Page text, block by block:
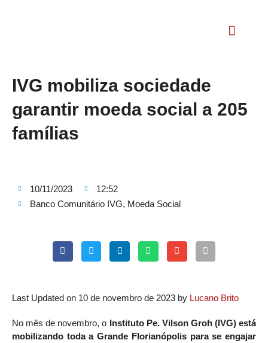
IVG mobiliza sociedade
garantir moeda social a 205
famílias
10/11/2023
12:52
Banco Comunitário IVG, Moeda Social
Last Updated on 10 de novembro de 2023 by Lucano Brito
No mês de novembro, o Instituto Pe. Vilson Groh (IVG) está
mobilizando toda a Grande Florianópolis para se engajar